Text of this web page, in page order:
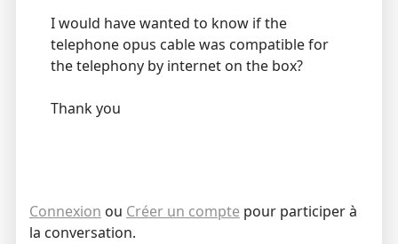
I would have wanted to know if the
telephone opus cable was compatible for
the telephony by internet on the box?
Thank you
Connexion ou Créer un compte pour participer à
la conversation.